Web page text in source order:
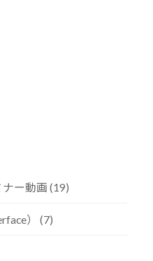
ー動画 (19)
） (7)